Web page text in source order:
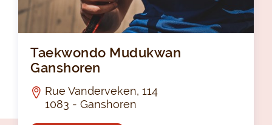
Taekwondo Mudukwan
Ganshoren
Rue Vanderveken, 114
1083 - Ganshoren